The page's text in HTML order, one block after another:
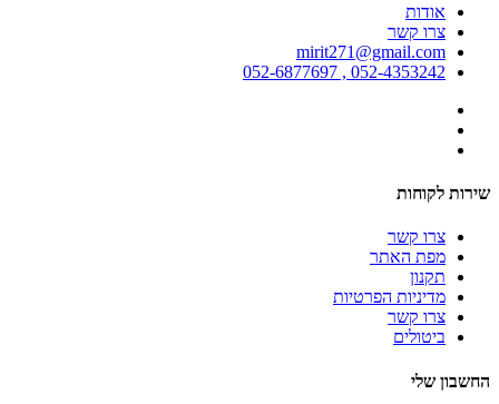
אודות
צרו קשר
mirit271@gmail.com
052-4353242 , 052-6877697
שירות לקוחות
צרו קשר
מפת האתר
תקנון
מדיניות הפרטיות
צרו קשר
ביטולים
החשבון שלי